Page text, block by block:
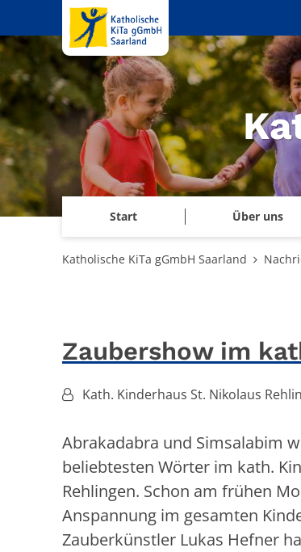
Zum Inhalt springen
Start Über uns
Katholische KiTa gGmbH Saarland
Zaubershow im
Von:Kath. Kinderhaus St. Nikolaus
Abrakadabra und Simsalabim
beliebtesten Wörter im kath.
Rehlingen. Schon am frühen
Anspannung im gesamten
Zauberkünstler Lukas Hefner